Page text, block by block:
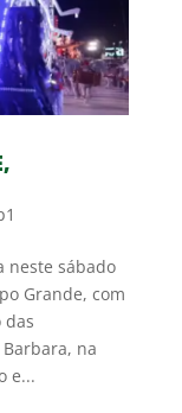
neste sábado
Grande, com
das
na
e...